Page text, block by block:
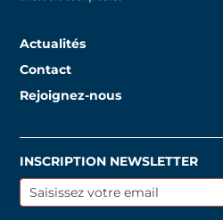
Actualités
Contact
Rejoignez-nous
Inscription
newsletter
INSCRIPTION NEWSLETTER